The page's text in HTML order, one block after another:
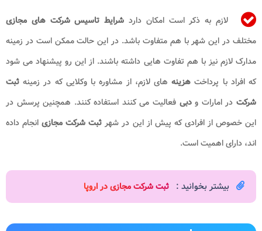
لازم به ذکر است امکان دارد شرایط تاسیس شرکت های مجازی
مختلف در این شهر با هم متفاوت باشد. در این حالت ممکن است در زمینه
مدارک لازم نیز با هم تفاوت هایی داشته باشند. از این رو پیشنهاد می شود
که افراد با پرداخت هزینه های لازم، از مشاوره با وکلایی که در زمینه ثبت
شرکتدر امارات ودبی فعالیت می کنند استفاده کنند. همچنین پرسش در
این خصوص از افرادی که پیش از این در شهرثبت شرکت مجازیانجام داده
اند، دارای اهمیت است.
بیشتر بخوانید : ثبت شرکت مجازی در اروپا​